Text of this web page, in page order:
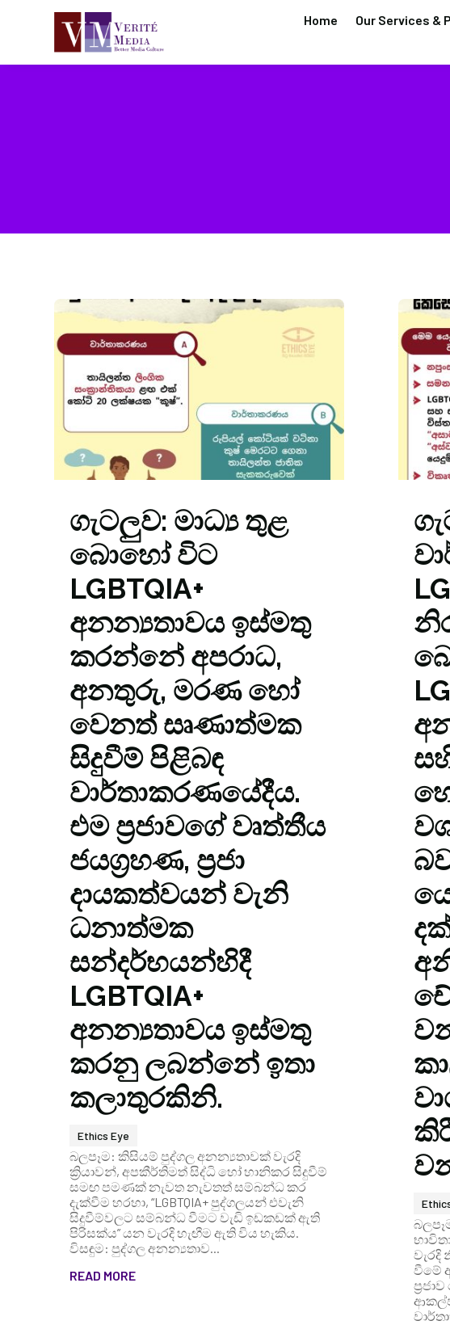
Home Our Services &
ගැටලුව: මාධ්‍ය තුළ
බොහෝ විට
LGBTQIA+
අනන්‍යතාවය ඉස්මතු
කරන්නේ අපරාධ,
අනතුරු, මරණ හෝ
වෙනත් සෘණාත්මක
සිදුවීම් පිළිබඳ
වාර්තාකරණයේදීය.
එම ප්‍රජාවගේ වෘත්තීය
ජයග්‍රහණ, ප්‍රජා
දායකත්වයන් වැනි
ධනාත්මක
සන්දර්භයන්හිදී
LGBTQIA+
අනන්‍යතාවය ඉස්මතු
කරනු ලබන්නේ ඉතා
කලාතුරකිනි.
Ethics Eye
බලපෑම: කිසියම් පුද්ගල අනන්‍යතාවක් වැරදි
ක්‍රියාවන්, අපකීර්තිමත් සිද්ධි හෝ හානිකර සිදුවීම්
සමඟ පමණක් නැවත නැවතත් සම්බන්ධ කර
දැක්වීම හරහා, “LGBTQIA+ පුද්ගලයන් එවැනි
සිදුවීම්වලට සම්බන්ධ වීමට වැඩි ඉඩකඩක් ඇති
පිරිසක්ය” යන වැරදි හැඟීම ඇති විය හැකිය.
විසඳුම: පුද්ගල අනන්‍යතාව...
READ MORE
වීමේ